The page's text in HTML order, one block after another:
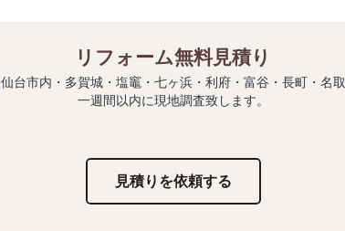
リフォーム無料見積り
仙台市内・多賀城・塩竈・七ヶ浜・利府・富谷・長町・名取
一週間以内に現地調査致します。
見積りを依頼する